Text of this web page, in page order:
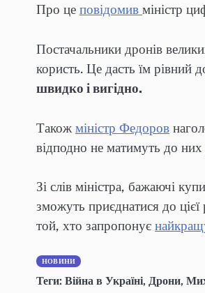
Про це повідомив міністр
Постачальники дронів
користь. Це дасть їм рівний
швидко і вигідно.
Також міністр Федоров
відподно не матимуть до
Зі слів міністра, бажаючі
зможуть приєднатися до цієї
той, хто запропонує
НОВИНИ
Теги: Війна в Україні, Дрони,